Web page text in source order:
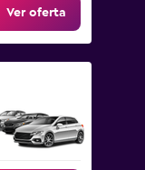
Ver oferta